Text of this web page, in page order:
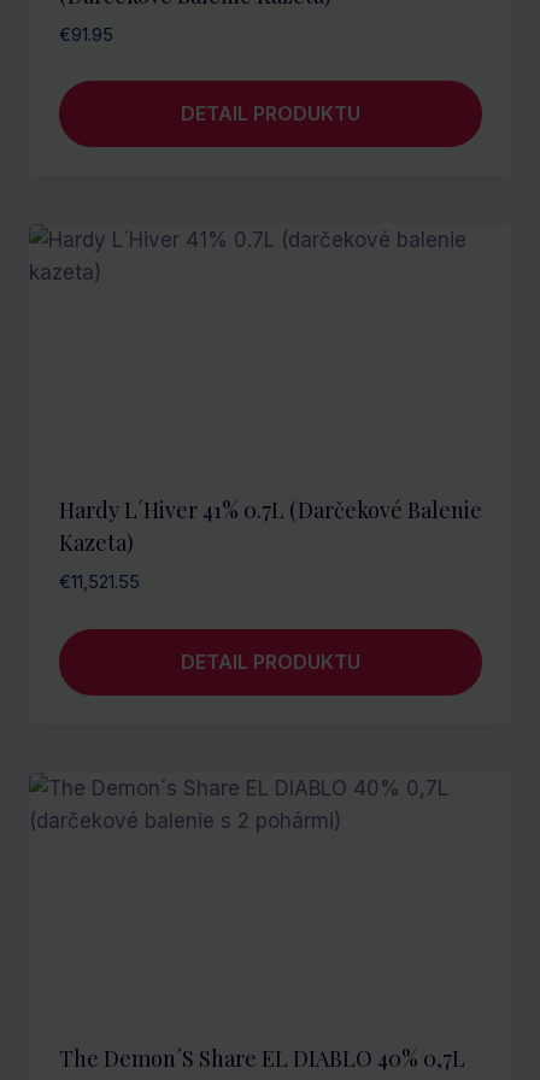
€91.95
DETAIL PRODUKTU
Hardy L´Hiver 41% 0.7L (darčekové Balenie
Kazeta)
€11,521.55
DETAIL PRODUKTU
The Demon´s Share EL DIABLO 40% 0,7L